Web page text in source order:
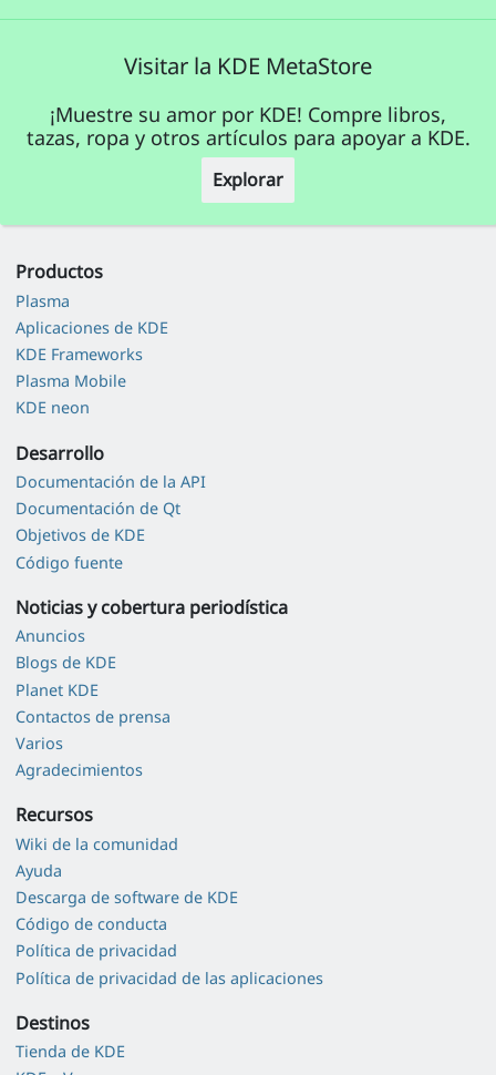
Visitar la KDE MetaStore
¡Muestre su amor por KDE! Compre libros,
tazas, ropa y otros artículos para apoyar a KDE.
Explorar
Productos
Plasma
Aplicaciones de KDE
KDE Frameworks
Plasma Mobile
KDE neon
Desarrollo
Documentación de la API
Documentación de Qt
Objetivos de KDE
Código fuente
Noticias y cobertura periodística
Anuncios
Blogs de KDE
Planet KDE
Contactos de prensa
Varios
Agradecimientos
Recursos
Wiki de la comunidad
Ayuda
Descarga de software de KDE
Código de conducta
Política de privacidad
Política de privacidad de las aplicaciones
Destinos
Tienda de KDE